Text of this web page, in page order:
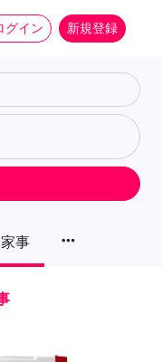
グイン 新規登録
家事 more_horiz